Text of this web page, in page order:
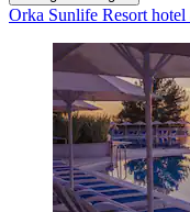
Orka Sunlife Resort